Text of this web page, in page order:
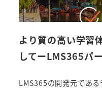
より質の高い学習
してーLMS365パ
LMS365の開発元である